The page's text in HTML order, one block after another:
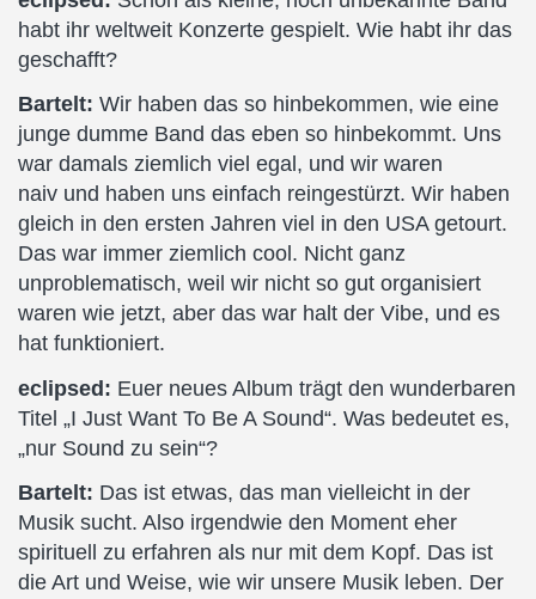
habt ihr weltweit Konzerte gespielt. Wie habt ihr das
geschafft?
Bartelt: Wir haben das so hinbekommen, wie eine
junge dumme Band das eben so hinbekommt. Uns
war damals ziemlich viel egal, und wir waren
naiv und haben uns einfach reingestürzt. Wir haben
gleich in den ersten Jahren viel in den USA getourt.
Das war immer ziemlich cool. Nicht ganz
unproblematisch, weil wir nicht so gut organisiert
waren wie jetzt, aber das war halt der Vibe, und es
hat funktioniert.
eclipsed: Euer neues Album trägt den wunderbaren
Titel „I Just Want To Be A Sound“. Was bedeutet es,
„nur Sound zu sein“?
Bartelt: Das ist etwas, das man vielleicht in der
Musik sucht. Also irgendwie den Moment eher
spirituell zu erfahren als nur mit dem Kopf. Das ist
die Art und Weise, wie wir unsere Musik leben. Der